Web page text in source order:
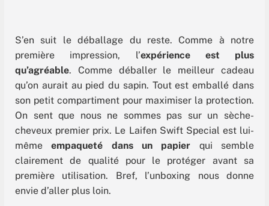
S’en suit le déballage du reste. Comme à notre
première impression, l’expérience est plus
qu’agréable. Comme déballer le meilleur cadeau
qu’on aurait au pied du sapin. Tout est emballé dans
son petit compartiment pour maximiser la protection.
On sent que nous ne sommes pas sur un sèche-
cheveux premier prix. Le Laifen Swift Special est lui-
mêmeempaqueté dans un papier qui semble
clairement de qualité pour le protéger avant sa
première utilisation. Bref, l’unboxing nous donne
envie d’aller plus loin.